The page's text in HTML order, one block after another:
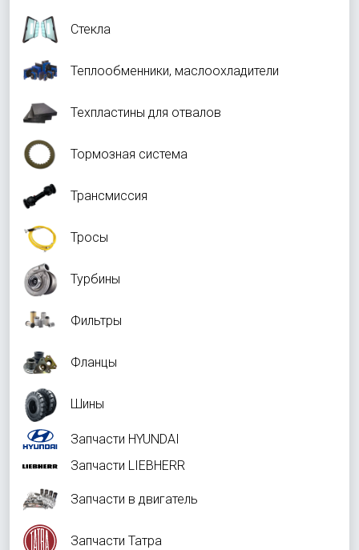
Стекла
Теплообменники, маслоохладители
Техпластины для отвалов
Тормозная система
Трансмиссия
Тросы
Турбины
Фильтры
Фланцы
Шины
Запчасти HYUNDAI
Запчасти LIEBHERR
Запчасти в двигатель
Запчасти Татра